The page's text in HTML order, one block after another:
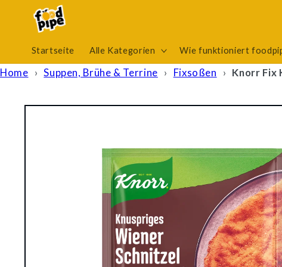
zum
Inhalt
Startseite Alle Kategorien Wie funktioniert
Home › Suppen, Brühe & Terrine › Fixsoßen › Knorr Fix
Zu